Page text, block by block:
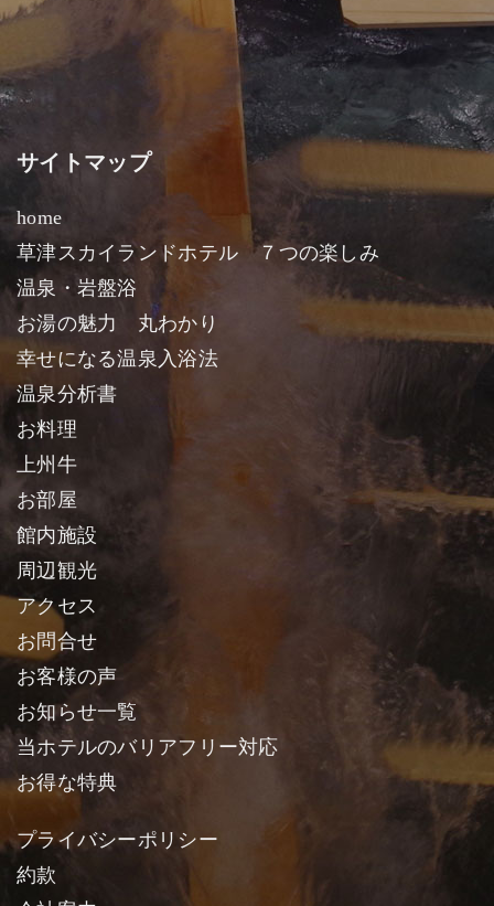
サイトマップ
home
草津スカイランドホテル ７つの楽しみ
温泉・岩盤浴
お湯の魅力 丸わかり
幸せになる温泉入浴法
温泉分析書
お料理
上州牛
お部屋
館内施設
周辺観光
アクセス
お問合せ
お客様の声
お知らせ一覧
当ホテルのバリアフリー対応
お得な特典
プライバシーポリシー
約款